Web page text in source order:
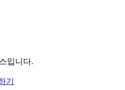
입니다.
기